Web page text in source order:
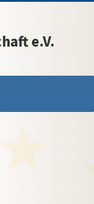
e.V.